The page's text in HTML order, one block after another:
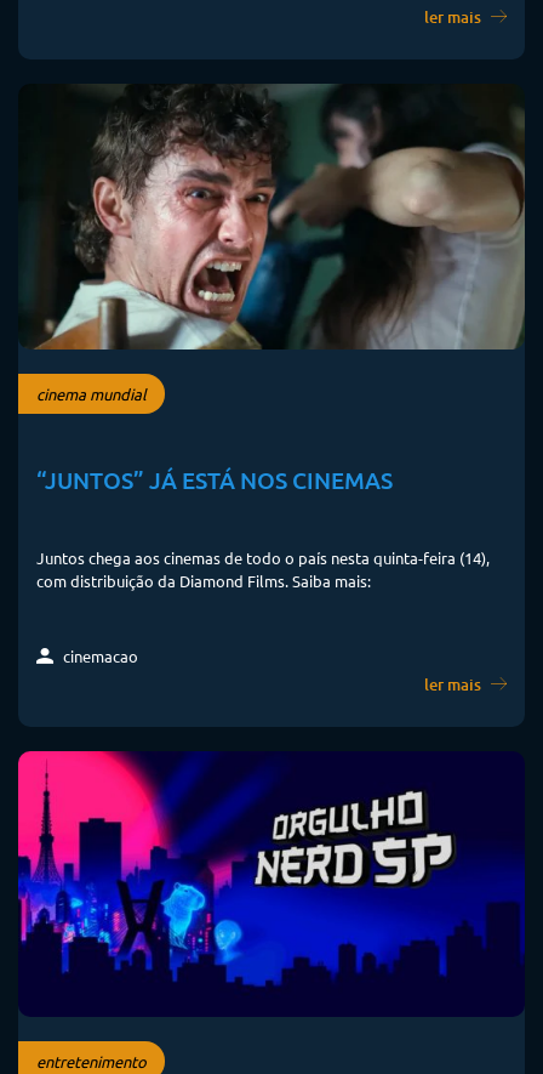
ler mais
cinema mundial
“JUNTOS” JÁ ESTÁ NOS CINEMAS
Juntos chega aos cinemas de todo o país nesta quinta-feira (14),
com distribuição da Diamond Films. Saiba mais:
cinemacao
ler mais
entretenimento